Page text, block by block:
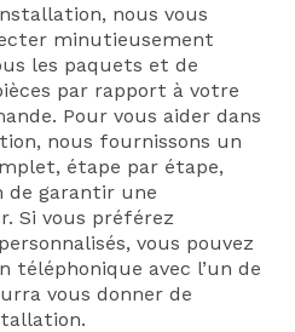
nous vous
minutieusement
les paquets et de
par rapport à votre
Pour vous aider dans
nous fournissons un
étape par étape,
de garantir une
Si vous préférez
vous pouvez
téléphonique avec l’un de
vous donner de